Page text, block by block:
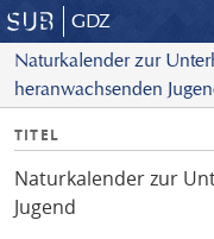
GDZ
Naturkalender zur
heranwachsenden
I
f
o
TITEL
Naturkalender zur
Jugend